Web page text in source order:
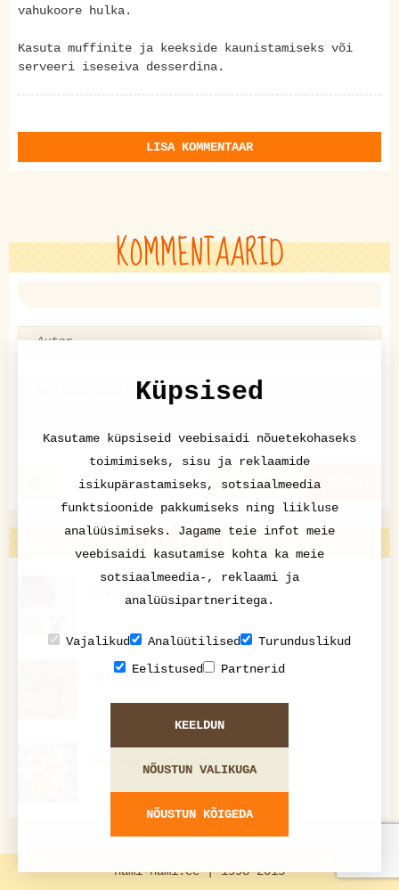
vahukoore hulka.
Kasuta muffinite ja keekside kaunistamiseks või
serveeri iseseiva desserdina.
LISA KOMMENTAAR
KOMMENTAARID
KATKESTA
VAATA VEEL
Šokolaadikaste
Murakamoos
Jõulune apelsinisalat
nami-nami.ee | 1998-2015
Küpsised
Kasutame küpsiseid veebisaidi nõuetekohaseks
toimimiseks, sisu ja reklaamide
isikupärastamiseks, sotsiaalmeedia
funktsioonide pakkumiseks ning liikluse
analüüsimiseks. Jagame teie infot meie
veebisaidi kasutamise kohta ka meie
sotsiaalmeedia-, reklaami ja
analüüsipartneritega.
Vajalikud Analüütilised
Turunduslikud
Eelistused
Partnerid
KEELDUN
NÕUSTUN VALIKUGA
NÕUSTUN KÕIGEDA